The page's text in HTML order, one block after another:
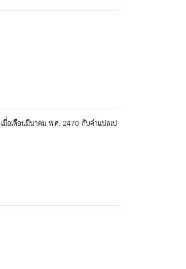
มื่อเดือนมีนาคม พ.ศ. 2470 กับคำแปลเป